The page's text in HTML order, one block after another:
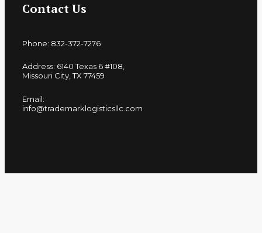
Contact Us
Phone: 832-372-7276
Address: 6140 Texas 6 #108,
Missouri City, TX 77459
Email:
info@trademarklogisticsllc.com